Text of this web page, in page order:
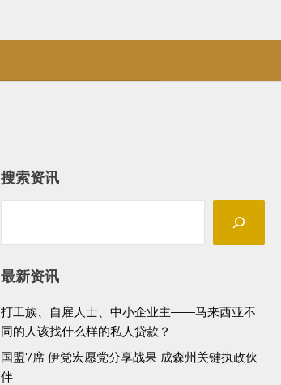
搜索资讯
最新资讯
打工族、自雇人士、中小企业主——马来西亚不
同的人该找什么样的私人贷款？
国盟7席 伊党宏愿党分享战果 成森州关键执政伙
伴